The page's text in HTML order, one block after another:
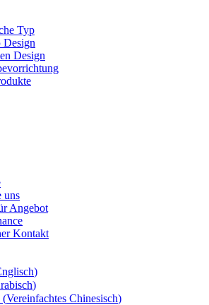
Typ
Design
Design
uns
Angebot
Kontakt
)
)
(Vereinfachtes Chinesisch)